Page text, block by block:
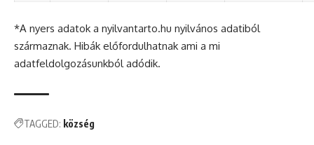
*A nyers adatok a nyilvantarto.hu nyilvános adatiból
származnak. Hibák előfordulhatnak ami a mi
adatfeldolgozásunkból adódik.
TAGGED: község